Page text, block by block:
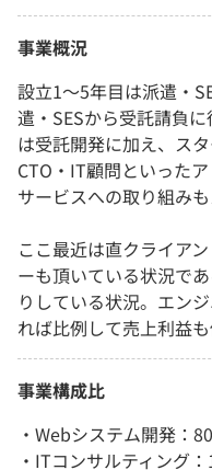
事業概況
設立1～5年目は派遣・
遣・SESから受託請負
は受託開発に加え、ス
CTO・IT顧問といった
サービスへの取り組みも
ここ最近は直クライア
ーも頂いている状況で
りしている状況。エン
れば比例して売上利益も
事業構成比
・Webシステム開発：
・ITコンサルティング